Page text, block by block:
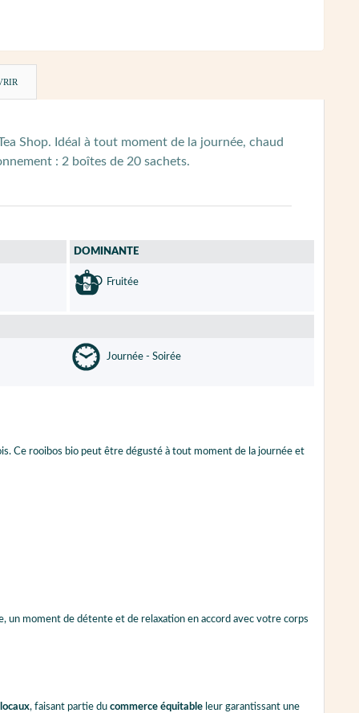
Shop. Idéal à tout moment de la journée, chaud
: 2 boîtes de 20 sachets.
DOMINANTE
Fruitée
Journée - Soirée
Ce rooibos bio peut être dégusté à tout moment de la journée et
un moment de détente et de relaxation en accord avec votre corps
, faisant partie du commerce équitable leur garantissant une